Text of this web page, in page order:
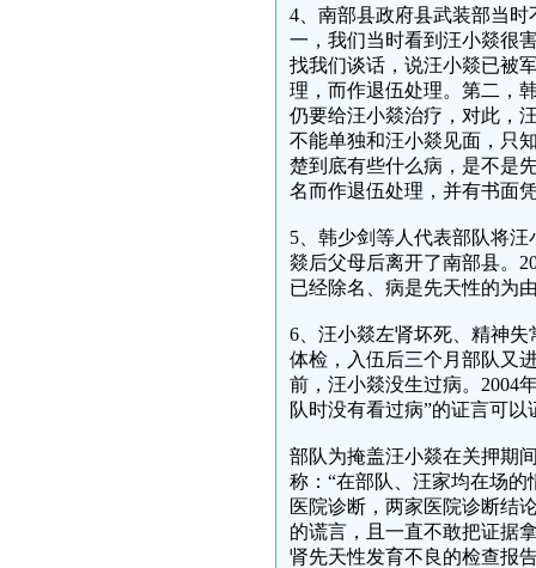
4、南部县政府县武装部当
一，我们当时看到汪小燚很
找我们谈话，说汪小燚已被
理，而作退伍处理。第二，
仍要给汪小燚治疗，对此，
不能单独和汪小燚见面，只
楚到底有些什么病，是不是
名而作退伍处理，并有书面
5、韩少剑等人代表部队将
燚后父母后离开了南部县。
已经除名、病是先天性的为
6、汪小燚左肾坏死、精神
体检，入伍后三个月部队又
前，汪小燚没生过病。2004
队时没有看过病”的证言可
部队为掩盖汪小燚在关押期
称：“在部队、汪家均在场的
医院诊断，两家医院诊断结
的谎言，且一直不敢把证据
肾先天性发育不良的检查报